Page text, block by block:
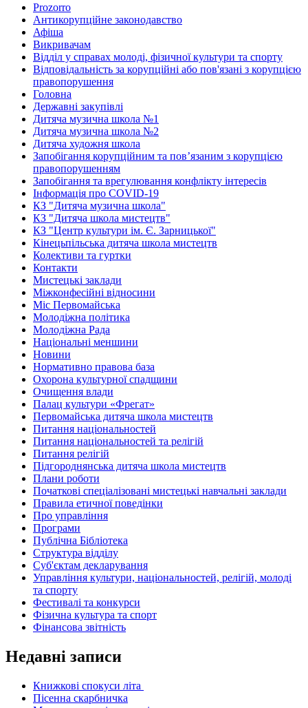
Prozorro
Антикорупційне законодавство
Афіша
Викривачам
Відділ у справах молоді, фізичної культури та спорту
Відповідальність за корупційні або пов'язані з корупцією
правопорушення
Головна
Державні закупівлі
Дитяча музична школа №1
Дитяча музична школа №2
Дитяча художня школа
Запобігання корупційним та пов’язаним з корупцією
правопорушенням
Запобігання та врегулювання конфлікту інтересів
Інформація про COVID-19
КЗ "Дитяча музична школа"
КЗ "Дитяча школа мистецтв"
КЗ "Центр культури ім. Є. Зарницької"
Кінецьпільська дитяча школа мистецтв
Колективи та гуртки
Контакти
Мистецькі заклади
Міжконфесійні відносини
Міс Первомайська
Молодіжна політика
Молодіжна Рада
Національні меншини
Новини
Нормативно правова база
Охорона культурної спадщини
Очищення влади
Палац культури «Фрегат»
Первомайська дитяча школа мистецтв
Питання національностей
Питання національностей та релігій
Питання релігій
Підгороднянська дитяча школа мистецтв
Плани роботи
Початкові спеціалізовані мистецькі навчальні заклади
Правила етичної поведінки
Про управління
Програми
Публічна Бібліотека
Структура відділу
Суб'єктам декларування
Управління культури, національностей, релігій, молоді
та спорту
Фестивалі та конкурси
Фізична культура та спорт
Фінансова звітність
Недавні записи
Книжкові спокуси літа
Пісенна скарбничка